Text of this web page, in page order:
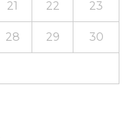
21 22 23
28 29 30